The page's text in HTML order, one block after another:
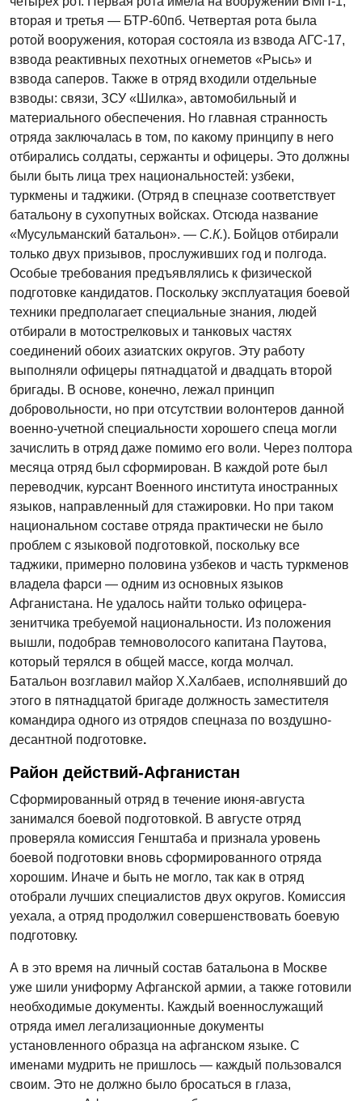
вторая и третья — БТР-60пб. Четвертая рота была
ротой вооружения, которая состояла из взвода АГС-17,
взвода реактивных пехотных огнеметов «Рысь» и
взвода саперов. Также в отряд входили отдельные
взводы: связи, ЗСУ «Шилка», автомобильный и
материального обеспечения. Но главная странность
отряда заключалась в том, по какому принципу в него
отбирались солдаты, сержанты и офицеры. Это должны
были быть лица трех национальностей: узбеки,
туркмены и таджики. (Отряд в спецназе соответствует
батальону в сухопутных войсках. Отсюда название
«Мусульманский батальон». — С.К.). Бойцов отбирали
только двух призывов, прослуживших год и полгода.
Особые требования предъявлялись к физической
подготовке кандидатов. Поскольку эксплуатация боевой
техники предполагает специальные знания, людей
отбирали в мотострелковых и танковых частях
соединений обоих азиатских округов. Эту работу
выполняли офицеры пятнадцатой и двадцать второй
бригады. В основе, конечно, лежал принцип
добровольности, но при отсутствии волонтеров данной
военно-учетной специальности хорошего спеца могли
зачислить в отряд даже помимо его воли. Через полтора
месяца отряд был сформирован. В каждой роте был
переводчик, курсант Военного института иностранных
языков, направленный для стажировки. Но при таком
национальном составе отряда практически не было
проблем с языковой подготовкой, поскольку все
таджики, примерно половина узбеков и часть туркменов
владела фарси — одним из основных языков
Афганистана. Не удалось найти только офицера-
зенитчика требуемой национальности. Из положения
вышли, подобрав темноволосого капитана Паутова,
который терялся в общей массе, когда молчал.
Батальон возглавил майор Х.Халбаев, исполнявший до
этого в пятнадцатой бригаде должность заместителя
командира одного из отрядов спецназа по воздушно-
десантной подготовке.
Район действий-Афганистан
Сформированный отряд в течение июня-августа
занимался боевой подготовкой. В августе отряд
проверяла комиссия Генштаба и признала уровень
боевой подготовки вновь сформированного отряда
хорошим. Иначе и быть не могло, так как в отряд
отобрали лучших специалистов двух округов. Комиссия
уехала, а отряд продолжил совершенствовать боевую
подготовку.
А в это время на личный состав батальона в Москве
уже шили униформу Афганской армии, а также готовили
необходимые документы. Каждый военнослужащий
отряда имел легализационные документы
установленного образца на афганском языке. С
именами мудрить не пришлось — каждый пользовался
своим. Это не должно было бросаться в глаза,